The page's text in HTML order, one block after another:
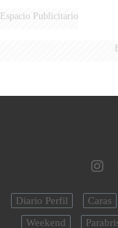
Espacio Publicitario
Diario Perfil Caras
Weekend